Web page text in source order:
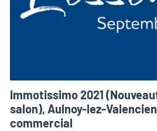
Immotissimo 2021
salon), Aulnoy-lez-
commercial